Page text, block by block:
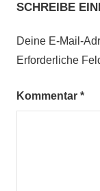
SCHREIBE
Deine E-Mail-
Erforderliche
Kommentar *